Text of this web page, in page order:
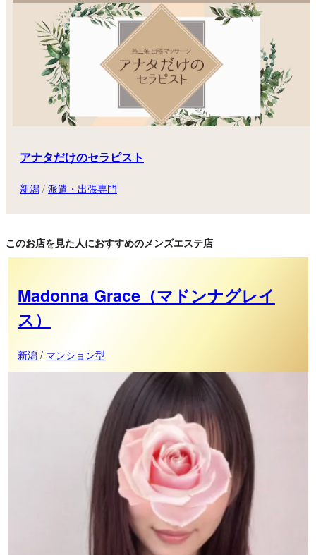
アナタだけのセラピスト
新潟 / 派遣・出張専門
このお店を見た人におすすめのメンズエステ店
Madonna Grace（マドンナグレイ
ス）
新潟/ マンション型